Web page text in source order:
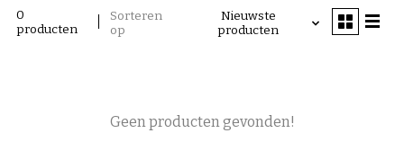
0
producten
Sorteren
op
Nieuwste
producten
Geen producten gevonden!